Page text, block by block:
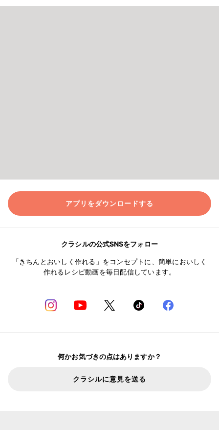
アプリをダウンロードする
クラシルの公式SNSをフォロー
「きちんとおいしく作れる」をコンセプトに、簡単においしく
作れるレシピ動画を毎日配信しています。
何かお気づきの点はありますか？
クラシルに意見を送る